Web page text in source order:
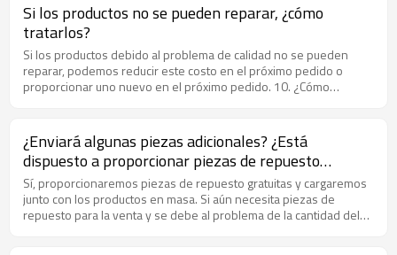
Si los productos no se pueden reparar, ¿cómo
tratarlos?
Si los productos debido al problema de calidad no se pueden
reparar, podemos reducir este costo en el próximo pedido o
proporcionar uno nuevo en el próximo pedido. 10. ¿Cómo
inspector propio para inspeccionar las mercancías. Y podemos
aceptar organizar una inspección de terceros durante la
producción o antes de la carga.
¿Enviará algunas piezas adicionales? ¿Está
dispuesto a proporcionar piezas de repuesto
gratuitas si
Sí, proporcionaremos piezas de repuesto gratuitas y cargaremos
junto con los productos en masa. Si aún necesita piezas de
repuesto para la venta y se debe al problema de la cantidad del